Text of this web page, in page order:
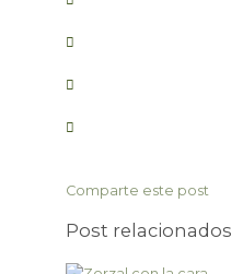
Comparte este post
Post